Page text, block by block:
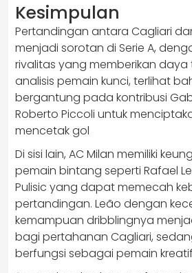
Kesimpulan
Pertandingan antara Cagliari
menjadi sorotan di Serie A,
rivalitas yang memberikan daya
analisis pemain kunci, terlihat
bergantung pada kontribusi
Roberto Piccoli untuk
mencetak gol
Di sisi lain, AC Milan memiliki
pemain bintang seperti Rafael
Pulisic yang dapat memecah
pertandingan. Leão dengan
kemampuan dribblingnya
bagi pertahanan Cagliari,
berfungsi sebagai pemain